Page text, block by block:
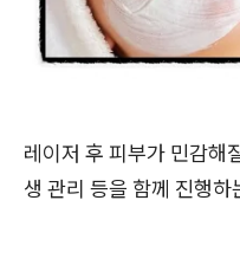
레이저 후 피부가 민감해
생 관리 등을 함께 진행